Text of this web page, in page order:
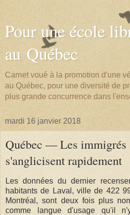
Pour une école
au Québec
Carnet voué à la promotion d'une
au Québec, pour une diversité de
plus grande concurrence dans
mardi 16 janvier 2018
Québec — Les immigrés
s'anglicisent rapidement
Les données du dernier
habitants de Laval, ville de 422
Montréal, sont deux fois plus
comme langue d'usage qu'il